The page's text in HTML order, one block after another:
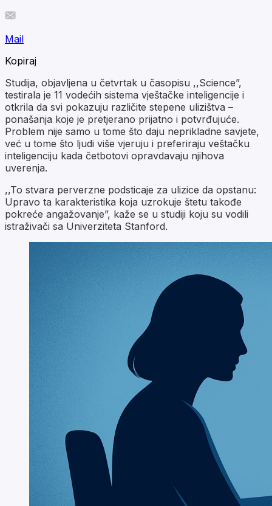
Mail
Kopiraj
Studija, objavljena u četvrtak u časopisu ,,Science”,
testirala je 11 vodećih sistema vještačke inteligencije i
otkrila da svi pokazuju različite stepene ulizištva –
ponašanja koje je pretjerano prijatno i potvrđujuće.
Problem nije samo u tome što daju neprikladne savjete,
već u tome što ljudi više vjeruju i preferiraju veštačku
inteligenciju kada četbotovi opravdavaju njihova
uverenja.
,,To stvara perverzne podsticaje za ulizice da opstanu:
Upravo ta karakteristika koja uzrokuje štetu takođe
pokreće angažovanje”, kaže se u studiji koju su vodili
istraživači sa Univerziteta Stanford.